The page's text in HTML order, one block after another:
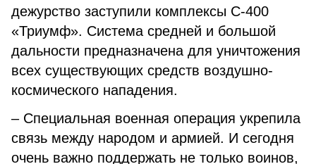
дежурство заступили комплексы С-400
«Триумф». Система средней и большой
дальности предназначена для уничтожения
всех существующих средств воздушно-
космического нападения.
– Специальная военная операция укрепила
связь между народом и армией. И сегодня
очень важно поддержать не только воинов,